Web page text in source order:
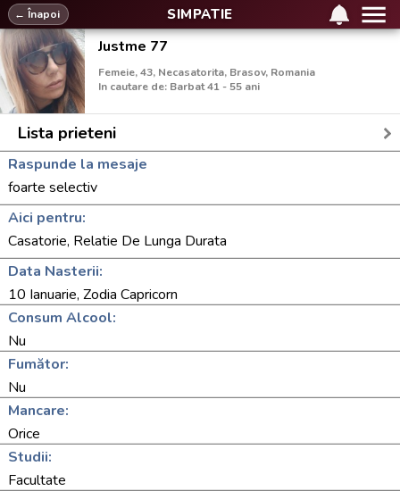
SIMPATIE
← Înapoi
Justme 77
Femeie, 43, Necasatorita, Brasov, Romania
In cautare de: Barbat 41 - 55 ani
Lista prieteni
Raspunde la mesaje
foarte selectiv
Aici pentru:
Casatorie, Relatie De Lunga Durata
Data Nasterii:
10 Ianuarie, Zodia Capricorn
Consum Alcool:
Nu
Fumător:
Nu
Mancare:
Orice
Studii:
Facultate